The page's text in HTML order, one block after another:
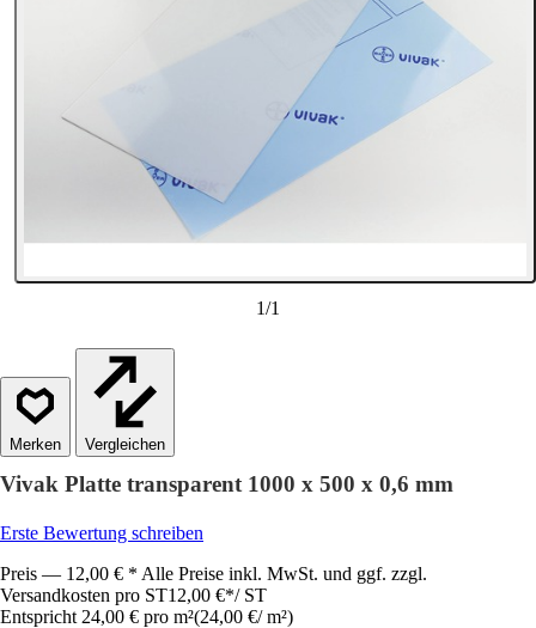
1/1
Vergleichen
Vivak Platte transparent 1000 x 500 x 0,6 mm
Erste Bewertung schreiben
Preis — 12,00 € * Alle Preise inkl. MwSt. und ggf. zzgl.
Versandkosten pro ST12,00 €*/ ST
Entspricht 24,00 € pro m²(24,00 €/ m²)